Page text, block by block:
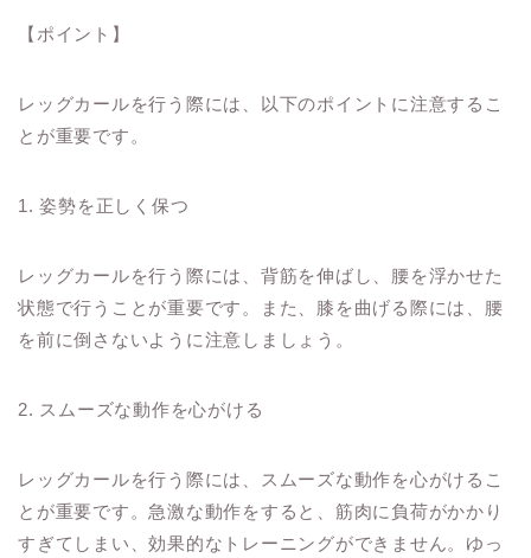
【ポイント】
レッグカールを行う際には、以下のポイントに注意するこ
とが重要です。
1. 姿勢を正しく保つ
レッグカールを行う際には、背筋を伸ばし、腰を浮かせた
状態で行うことが重要です。また、膝を曲げる際には、腰
を前に倒さないように注意しましょう。
2. スムーズな動作を心がける
レッグカールを行う際には、スムーズな動作を心がけるこ
とが重要です。急激な動作をすると、筋肉に負荷がかかり
すぎてしまい、効果的なトレーニングができません。ゆっ